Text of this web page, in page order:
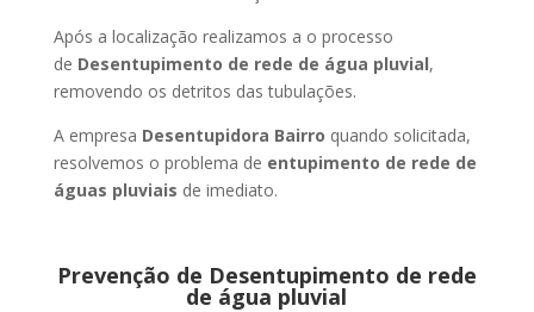
Após a localização realizamos a o processo
de Desentupimento de rede de água pluvial,
removendo os detritos das tubulações.
A empresa Desentupidora Bairro quando solicitada,
resolvemos o problema de entupimento de rede de
águas pluviais de imediato.
Prevenção de Desentupimento de rede
de água pluvial